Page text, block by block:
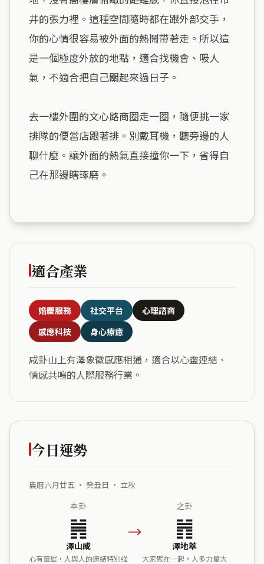
井的張力裡。這種空間隨時都在跟外部交手，
你的心情很容易被外面的熱鬧帶著走。所以這
是一個極度外放的地點，適合找機會、吸人
氣，不適合把自己關起來過日子。
去一樓外圍的文心路商圈走一圈，隨便挑一家
排隊的便當店跟著排。別戴耳機，聽旁邊的人
聊什麼。讓外面的熱氣直接撞你一下，省得自
己在那邊瞎琢磨。
適合產業
婚慶服務 社交平台
心理諮商
感應科技
身心療癒
咸卦山上有澤象徵感應相通，適合以心靈連結、
情感共鳴的人際服務行業。
今日運勢
農曆六月廿五 ・ 癸丑日 ・ 立秋
本卦
䷞
澤山咸
心有靈犀，人與人的連結特別強
→
之卦
䷬
澤地萃
大家聚在一起，人多力量大